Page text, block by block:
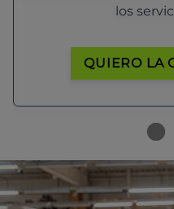
los
QUIERO LA